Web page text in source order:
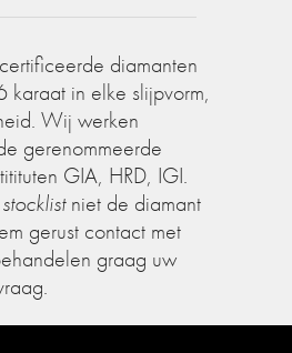
diamanten
karaat in elke slijpvorm,
Wij werken
gerenommeerde
GIA, HRD, IGI.
stocklistniet de diamant
gerust contact met
graag uw